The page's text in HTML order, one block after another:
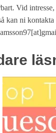
Vid
kan ni